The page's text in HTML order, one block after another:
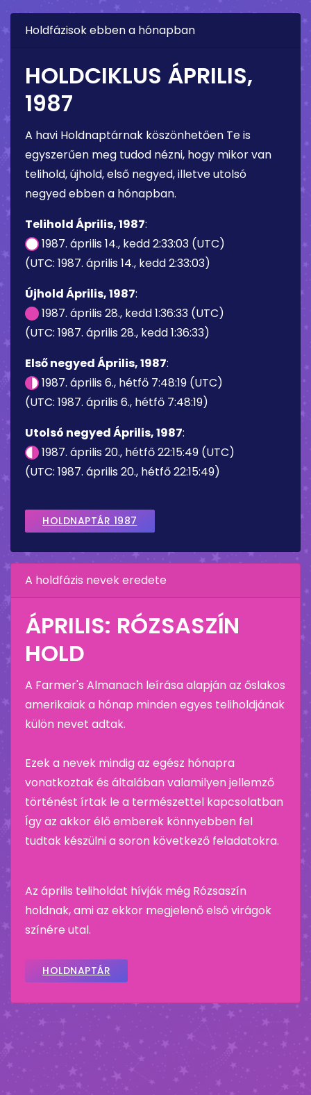
Holdfázisok ebben a hónapban
HOLDCIKLUS ÁPRILIS,
1987
A havi Holdnaptárnak köszönhetően Te is
egyszerűen meg tudod nézni, hogy mikor van
telihold, újhold, első negyed, illetve utolsó
negyed ebben a hónapban.
Telihold Április, 1987:
1987. április 14., kedd 2:33:03 (UTC)
(UTC: 1987. április 14., kedd 2:33:03)
Újhold Április, 1987:
1987. április 28., kedd 1:36:33 (UTC)
(UTC: 1987. április 28., kedd 1:36:33)
Első negyed Április, 1987:
1987. április 6., hétfő 7:48:19 (UTC)
(UTC: 1987. április 6., hétfő 7:48:19)
Utolsó negyed Április, 1987:
1987. április 20., hétfő 22:15:49 (UTC)
(UTC: 1987. április 20., hétfő 22:15:49)
HOLDNAPTÁR 1987
A holdfázis nevek eredete
ÁPRILIS: RÓZSASZÍN
HOLD
A Farmer's Almanach leírása alapján az őslakos
amerikaiak a hónap minden egyes teliholdjának
külön nevet adtak.
Ezek a nevek mindig az egész hónapra
vonatkoztak és általában valamilyen jellemző
történést írtak le a természettel kapcsolatban
Így az akkor élő emberek könnyebben fel
tudtak készülni a soron következő feladatokra.
Az április teliholdat hívják még Rózsaszín
holdnak, ami az ekkor megjelenő első virágok
színére utal.
HOLDNAPTÁR